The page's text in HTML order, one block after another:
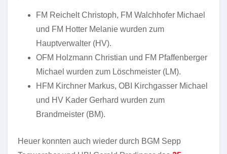
FM Reichelt Christoph, FM Walchhofer Michael
und FM Hotter Melanie wurden zum
Hauptverwalter (HV).
OFM Holzmann Christian und FM Pfaffenberger
Michael wurden zum Löschmeister (LM).
HFM Kirchner Markus, OBI Kirchgasser Michael
und HV Kader Gerhard wurden zum
Brandmeister (BM).
Heuer konnten auch wieder durch BGM Sepp